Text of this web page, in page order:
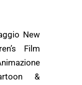
New
Film
&